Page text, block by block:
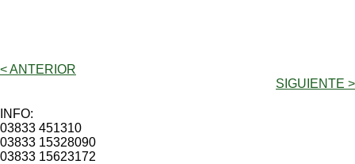
< ANTERIOR
SIGUIENTE >
INFO:
03833 451310
03833 15328090
03833 15623172